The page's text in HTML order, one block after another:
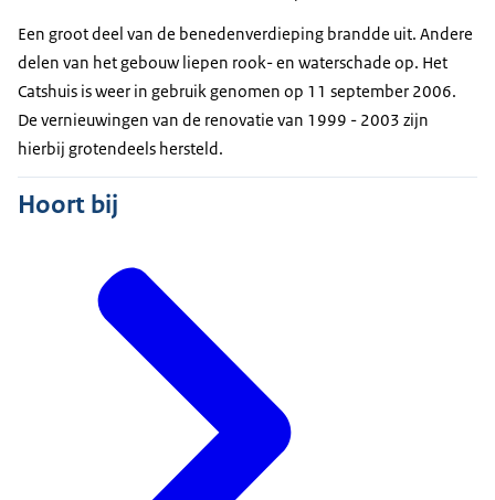
Een groot deel van de benedenverdieping brandde uit. Andere
delen van het gebouw liepen rook- en waterschade op. Het
Catshuis is weer in gebruik genomen op 11 september 2006.
De vernieuwingen van de renovatie van 1999 - 2003 zijn
hierbij grotendeels hersteld.
Hoort bij